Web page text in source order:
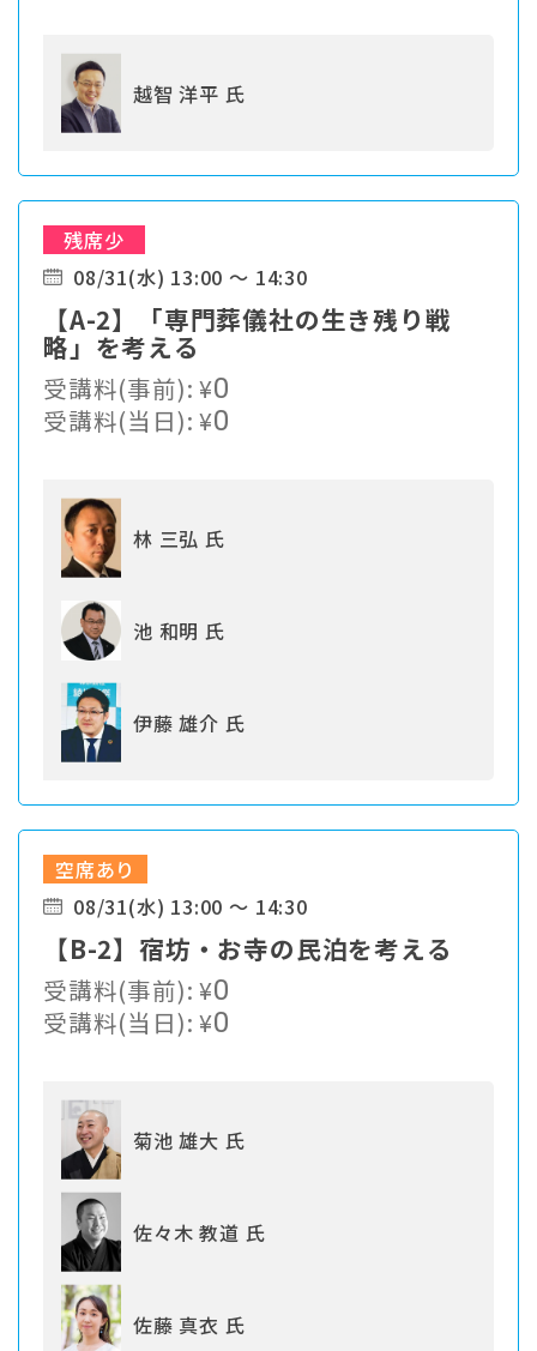
越智 洋平 氏
残席少
08/31(水) 13:00 ～ 14:30
【A-2】「専門葬儀社の生き残り戦
略」を考える
受講料(事前):¥0
受講料(当日):¥0
林 三弘 氏
池 和明 氏
伊藤 雄介 氏
空席あり
08/31(水) 13:00 ～ 14:30
【B-2】宿坊・お寺の民泊を考える
受講料(事前):¥0
受講料(当日):¥0
菊池 雄大 氏
佐々木 教道 氏
佐藤 真衣 氏